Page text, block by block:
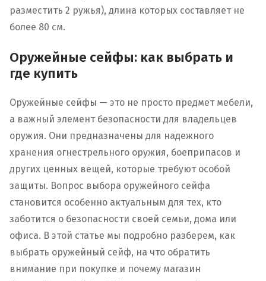
разместить 2 ружья), длина которых составляет не
более 80 см.
Оружейные сейфы: как выбрать и
где купить
Оружейные сейфы — это не просто предмет мебели,
а важный элемент безопасности для владельцев
оружия. Они предназначены для надежного
хранения огнестрельного оружия, боеприпасов и
других ценных вещей, которые требуют особой
защиты. Вопрос выбора оружейного сейфа
становится особенно актуальным для тех, кто
заботится о безопасности своей семьи, дома или
офиса. В этой статье мы подробно разберем, как
выбрать оружейный сейф, на что обратить
внимание при покупке и почему магазин